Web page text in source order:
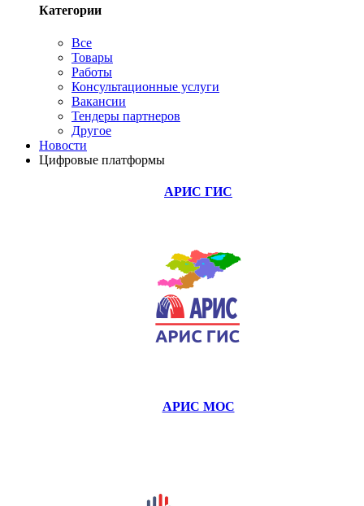
Категории
Все
Товары
Работы
Консультационные услуги
Вакансии
Тендеры партнеров
Другое
Новости
Цифровые платформы
АРИС ГИС
АРИС МОС